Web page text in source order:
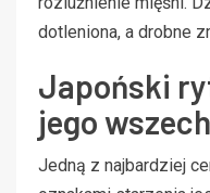
dotleniona, a drobne
Japoński
jego
Jedną z najbardziej